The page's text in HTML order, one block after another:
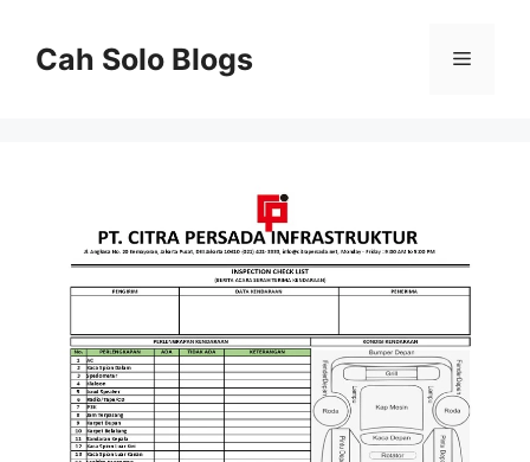
Cah Solo Blogs Menu